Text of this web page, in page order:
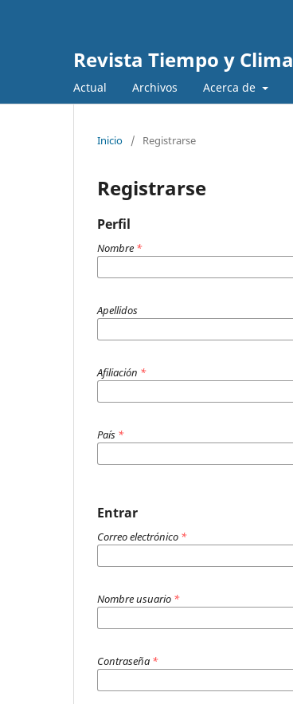
Revista Tiempo y Clima
Actual Archivos Acerca de
Inicio / Registrarse
Registrarse
Perfil
Nombre *
Apellidos
Afiliación *
País *
Entrar
Correo electrónico *
Nombre usuario *
Contraseña *